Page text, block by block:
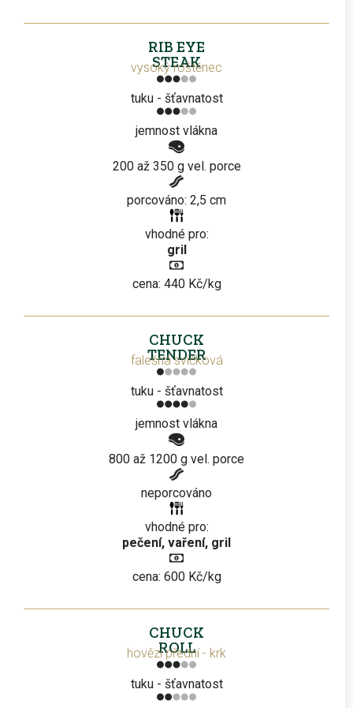
RIB EYE
STEAK
vysoký roštěnec
tuku - šťavnatost
jemnost vlákna
200 až 350 g vel. porce
porcováno: 2,5 cm
vhodné pro:
gril
cena: 440 Kč/kg
CHUCK
TENDER
falešná svíčková
tuku - šťavnatost
jemnost vlákna
800 až 1200 g vel. porce
neporcováno
vhodné pro:
pečení, vaření, gril
cena: 600 Kč/kg
CHUCK
ROLL
hovězí přední - krk
tuku - šťavnatost